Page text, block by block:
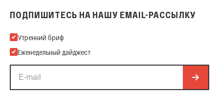
ПОДПИШИТЕСЬ НА НАШУ EMAIL-РАССЫЛКУ
Подпишитесь на нашу Email-рассылку
Утренний бриф
Еженедельный дайджест